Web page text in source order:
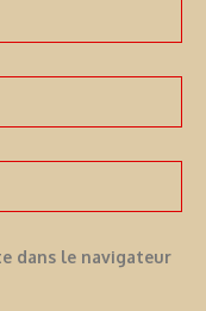
dans le navigateur